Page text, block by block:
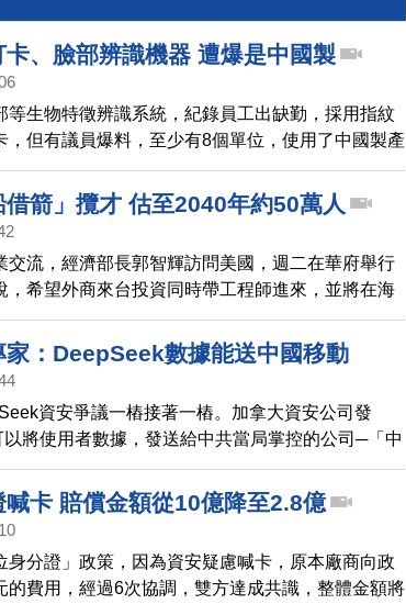
、臉部辨識機器 遭爆是中國製
等生物特徵辨識系統，紀錄員工出缺勤，採用指紋
，但有議員爆料，至少有8個單位，使用了中國製產
市府員工的個資，暴露在風險中，何況過去就發生
入事件。市府回應，將嚴格確認機台產地，並要求
借箭」攬才 估至2040年約50萬人
交流，經濟部長郭智輝訪問美國，週二在華府舉行
，希望外商來台投資同時帶工程師進來，並將在海
生來台唸書、就業。他預估至2040年需吸引40萬至
家：DeepSeek數據能送中國移動
資安爭議一樁接著一樁。加拿大資安公司發
將使用者數據，發送給中共當局掌控的公司─「中
喊卡 賠償金額從10億降至2.8億
身分證」政策，因為資安疑慮喊卡，原本廠商向政
的費用，經過6次協調，雙方達成共識，整體金額將